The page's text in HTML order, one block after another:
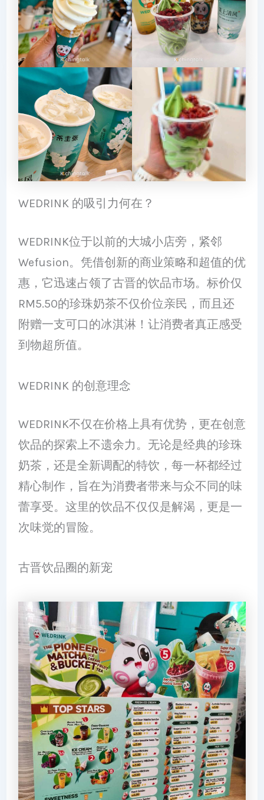
WEDRINK 的吸引力何在？
WEDRINK位于以前的大城小店旁，紧邻
Wefusion。凭借创新的商业策略和超值的优
惠，它迅速占领了古晋的饮品市场。标价仅
RM5.50的珍珠奶茶不仅价位亲民，而且还
附赠一支可口的冰淇淋！让消费者真正感受
到物超所值。
WEDRINK 的创意理念
WEDRINK不仅在价格上具有优势，更在创意
饮品的探索上不遗余力。无论是经典的珍珠
奶茶，还是全新调配的特饮，每一杯都经过
精心制作，旨在为消费者带来与众不同的味
蕾享受。这里的饮品不仅仅是解渴，更是一
次味觉的冒险。
古晋饮品圈的新宠